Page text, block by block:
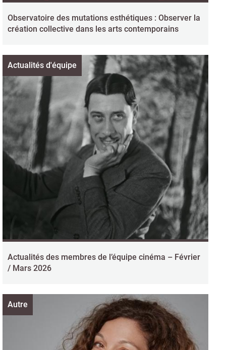
Observatoire des mutations esthétiques : Observer la
création collective dans les arts contemporains
Actualités d'équipe
Actualités des membres de l’équipe cinéma – Février
/ Mars 2026
Autre